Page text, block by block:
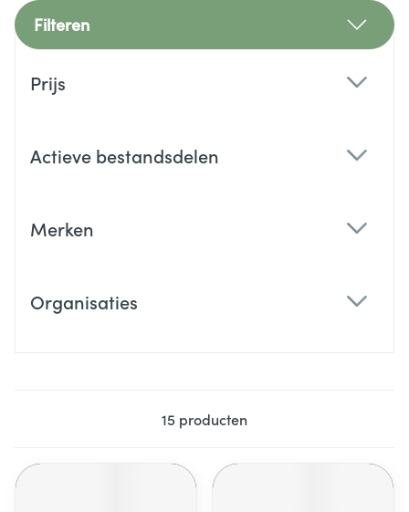
Filteren
Prijs
Actieve bestandsdelen
Merken
Organisaties
15 producten